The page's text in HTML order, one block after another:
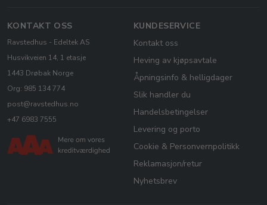
KONTAKT OSS
Ravstedhus - Edeltek AS
Husvikveien 14, 1 etasje
1443 Drøbak Norge
Org: 985 134 774
post@ravstedhus.no
+47 6983 7555
KUNDESERVICE
Kontakt oss
Heving av kjøpsavtale
Åpningsinfo & helligdager
Slik handler du
Handelsbetingelser
Levering og porto
Cookie & Personvernpolitikk
Reklamasjon/retur
Nyhetsbrev